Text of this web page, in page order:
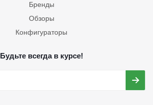
Бренды
Обзоры
Конфигураторы
Будьте всегда в курсе!